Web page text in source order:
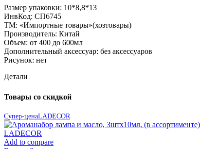
Размер упаковки: 10*8,8*13
ИнвКод: СП6745
TM: «Импортные товары»(хозтовары)
Производитель: Китай
Объем: от 400 до 600мл
Дополнительный аксессуар: без аксессуаров
Рисунок: нет
Детали
Товары со скидкой
Супер-ценаLADECOR
Add to compare